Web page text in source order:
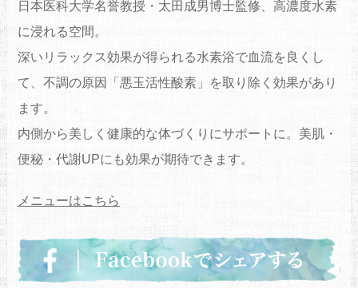
日本医科大学名誉教授・太田成男博士監修、高濃度水素
に浸れる空間。
深いリラックス効果が得られる水素浴で血流を良くし
て、不調の原因「悪玉活性酸素」を取り除く効果があり
ます。
内側から美しく健康的な体づくりにサポートに。美肌・
便秘・代謝UPにも効果が期待できます。
メニューはこちら